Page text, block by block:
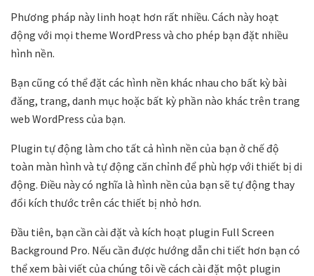
Phương pháp này linh hoạt hơn rất nhiều. Cách này hoạt
động với mọi theme WordPress và cho phép bạn đặt nhiều
hình nền.
Bạn cũng có thể đặt các hình nền khác nhau cho bất kỳ bài
đăng, trang, danh mục hoặc bất kỳ phần nào khác trên trang
web WordPress của bạn.
Plugin tự động làm cho tất cả hình nền của bạn ở chế độ
toàn màn hình và tự động căn chỉnh để phù hợp với thiết bị di
động. Điều này có nghĩa là hình nền của bạn sẽ tự động thay
đổi kích thước trên các thiết bị nhỏ hơn.
Đầu tiên, bạn cần cài đặt và kích hoạt plugin Full Screen
Background Pro. Nếu cần được hướng dẫn chi tiết hơn bạn có
thể xem bài viết của chúng tôi về cách cài đặt một plugin